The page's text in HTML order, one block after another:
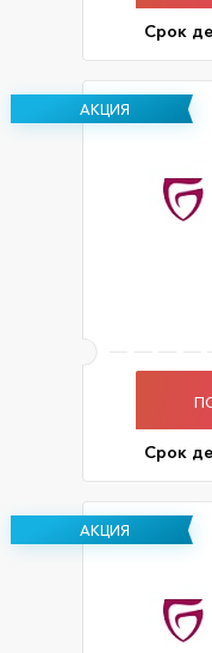
Срок
АКЦИЯ
Срок
АКЦИЯ